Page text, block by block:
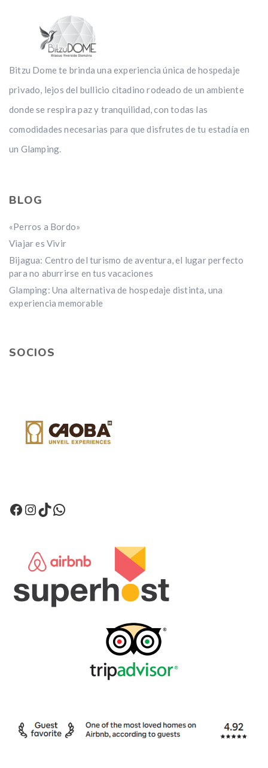
Bitzu Dome te brinda una experiencia única de hospedaje
privado, lejos del bullicio citadino rodeado de un ambiente
donde se respira paz y tranquilidad, con todas las
comodidades necesarias para que disfrutes de tu estadía en
un Glamping.
BLOG
«Perros a Bordo»
Viajar es Vivir
Bijagua: Centro del turismo de aventura, el lugar perfecto
para no aburrirse en tus vacaciones
Glamping: Una alternativa de hospedaje distinta, una
experiencia memorable
SOCIOS
Facebook
Instagram
TikTok
WhatsApp